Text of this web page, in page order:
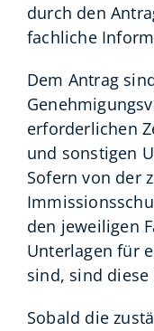
durch den
fachliche
Dem Antrag
erforderlichen
und sonstigen
Sofern von der
den jeweiligen
Unterlagen für
sind, sind
Sobald die